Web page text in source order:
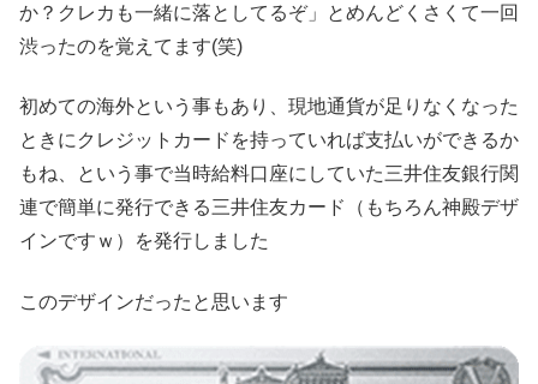
か？クレカも一緒に落としてるぞ」とめんどくさくて一回
渋ったのを覚えてます(笑)
初めての海外という事もあり、現地通貨が足りなくなった
ときにクレジットカードを持っていれば支払いができるか
もね、という事で当時給料口座にしていた三井住友銀行関
連で簡単に発行できる三井住友カード（もちろん神殿デザ
インですｗ）を発行しました
このデザインだったと思います